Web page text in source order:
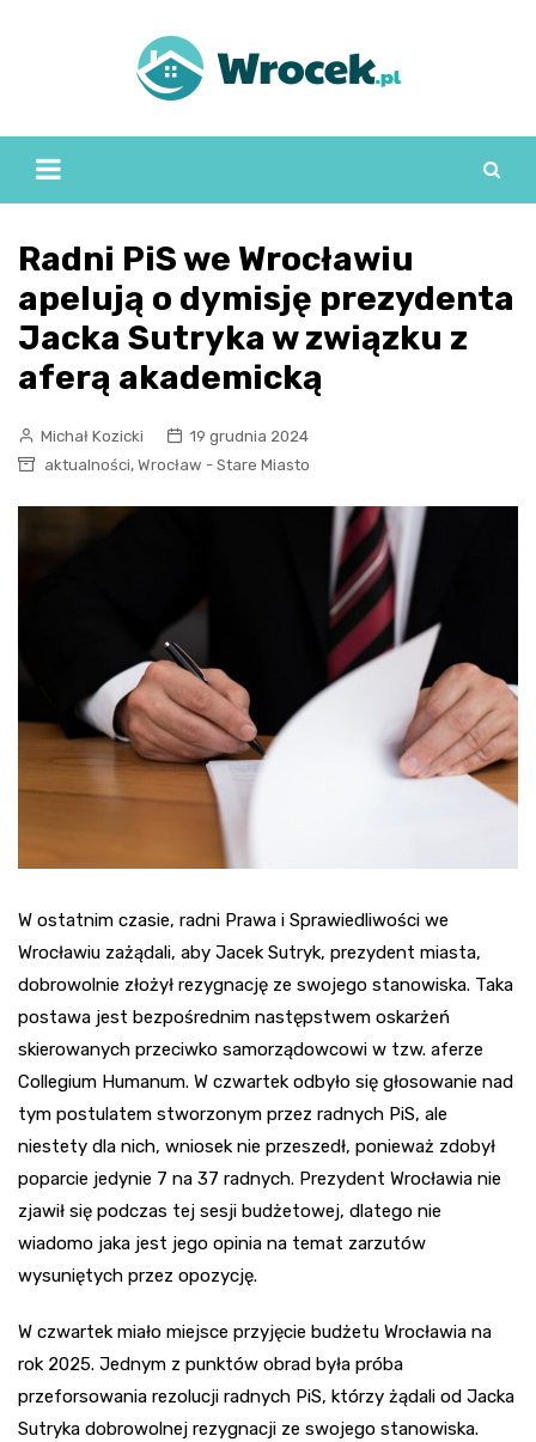
Radni PiS we Wrocławiu
apelują o dymisję prezydenta
Jacka Sutryka w związku z
aferą akademicką
Michał Kozicki
19 grudnia 2024
aktualności, Wrocław - Stare Miasto
W ostatnim czasie, radni Prawa i Sprawiedliwości we
Wrocławiu zażądali, aby Jacek Sutryk, prezydent miasta,
dobrowolnie złożył rezygnację ze swojego stanowiska. Taka
postawa jest bezpośrednim następstwem oskarżeń
skierowanych przeciwko samorządowcowi w tzw. aferze
Collegium Humanum. W czwartek odbyło się głosowanie nad
tym postulatem stworzonym przez radnych PiS, ale
niestety dla nich, wniosek nie przeszedł, ponieważ zdobył
poparcie jedynie 7 na 37 radnych. Prezydent Wrocławia nie
zjawił się podczas tej sesji budżetowej, dlatego nie
wiadomo jaka jest jego opinia na temat zarzutów
wysuniętych przez opozycję.
W czwartek miało miejsce przyjęcie budżetu Wrocławia na
rok 2025. Jednym z punktów obrad była próba
przeforsowania rezolucji radnych PiS, którzy żądali od Jacka
Sutryka dobrowolnej rezygnacji ze swojego stanowiska.